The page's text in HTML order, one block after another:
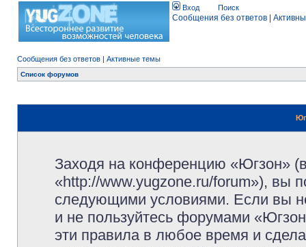
Вход Поиск
Сообщения без ответов
Сообщения без ответов | Активные темы
Список форумов
Заходя на конференцию «Югзон»
«http://www.yugzone.ru/forum»), вы
следующими условиями. Если вы
и не пользуйтесь форумами
эти правила в любое время и